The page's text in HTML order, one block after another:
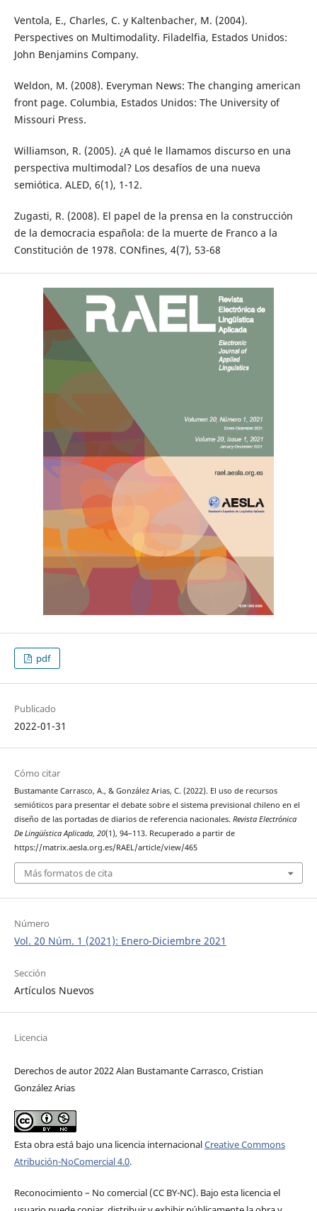
Ventola, E., Charles, C. y Kaltenbacher, M. (2004).
Perspectives on Multimodality. Filadelfia, Estados Unidos:
John Benjamins Company.
Weldon, M. (2008). Everyman News: The changing american
front page. Columbia, Estados Unidos: The University of
Missouri Press.
Williamson, R. (2005). ¿A qué le llamamos discurso en una
perspectiva multimodal? Los desafíos de una nueva
semiótica. ALED, 6(1), 1-12.
Zugasti, R. (2008). El papel de la prensa en la construcción
de la democracia española: de la muerte de Franco a la
Constitución de 1978. CONfines, 4(7), 53-68
pdf
Publicado
2022-01-31
Cómo citar
Bustamante Carrasco, A., & González Arias, C. (2022). El uso de recursos
semióticos para presentar el debate sobre el sistema previsional chileno en el
diseño de las portadas de diarios de referencia nacionales. Revista Electrónica
De Lingüística Aplicada, 20(1), 94–113. Recuperado a partir de
https://matrix.aesla.org.es/RAEL/article/view/465
Más formatos de cita
Número
Vol. 20 Núm. 1 (2021): Enero-Diciembre 2021
Sección
Artículos Nuevos
Licencia
Derechos de autor 2022 Alan Bustamante Carrasco, Cristian
González Arias
Esta obra está bajo una licencia internacionalCreative Commons
Atribución-NoComercial 4.0.
Reconocimiento – No comercial (CC BY-­NC). Bajo esta licencia el